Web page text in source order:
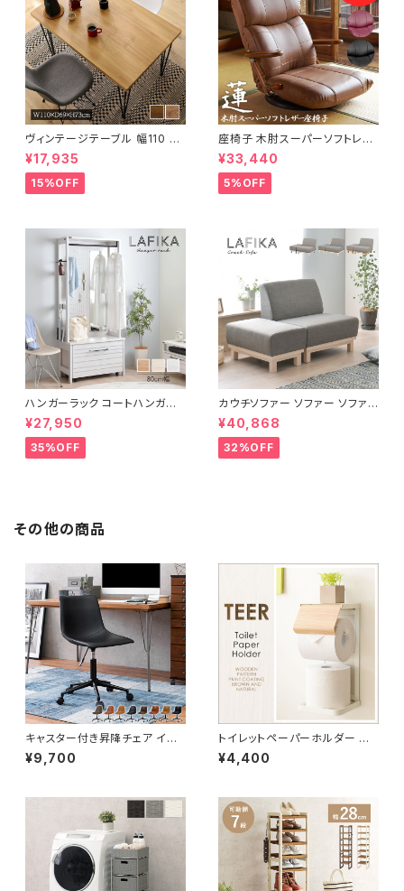
ヴィンテージテーブル 幅110 ダ
イニングテーブル リビングテー
ブル サイドテーブル 新生活 模
様替え
¥17,935
15%OFF
座椅子 木肘スーパーソフトレザ
ー座椅子 リクライニング回転座
椅子 座椅子 父の日 敬老の日
プレゼント 完成品
¥33,440
5%OFF
ハンガーラック コートハンガー
ワードローブ フリーラック クロ
ーゼット 幅80 新生活 一人暮ら
し
¥27,950
35%OFF
カウチソファー ソファー ソファ
オットマン 1.5人掛 け新生活 一
人暮らし 完成品
¥40,868
32%OFF
その他の商品
キャスター付き昇降チェア イス
椅子 オシャレ 本革調 チェア チ
ェアー ワークチェア オフィスチ
¥9,700
トイレットペーパーホルダー ペ
ーパーホルダー スタイリッシュ
トイレ用品 トイレグッズ
¥4,400